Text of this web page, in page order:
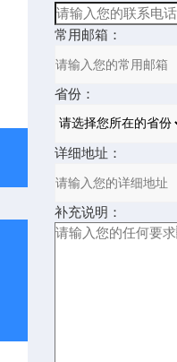
常用邮箱：
省份：
详细地址：
补充说明：